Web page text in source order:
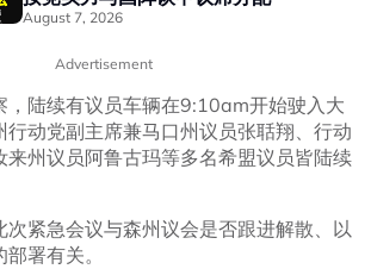
August 7, 2026
Advertisement
，陆续有议员车辆在9:10am开始驶入大
行动党副主席兼马口州议员张聒翔、行动
来州议员阿鲁古玛等多名希盟议员皆陆续
次紧急会议与森州议会是否跟进解散、以
署有关。